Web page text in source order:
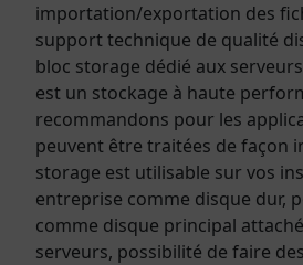
importation/exportation des
support technique de qualité
bloc storage dédié aux
est un stockage à haute
recommandons pour les
peuvent être traitées de façon
storage est utilisable sur vos
entreprise comme disque dur,
comme disque principal attaché
serveurs, possibilité de faire